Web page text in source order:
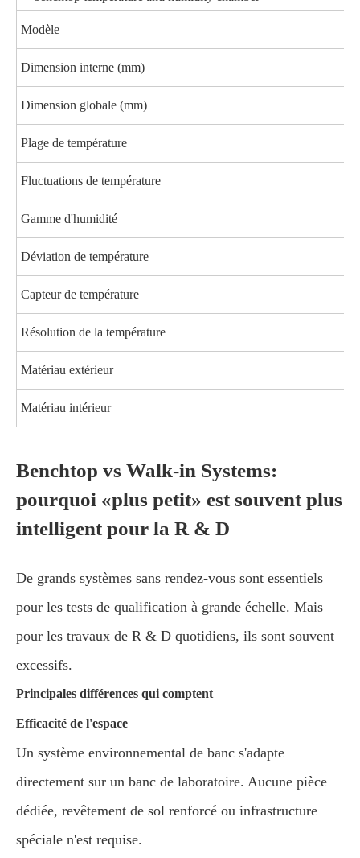
Modèle
Dimension interne (mm)
Dimension globale (mm)
Plage de température
Fluctuations de température
Gamme d'humidité
Déviation de température
Capteur de température
Résolution de la température
Matériau extérieur
Matériau intérieur
Benchtop vs Walk-in Systems:
pourquoi «plus petit» est souvent plus
intelligent pour la R & D
De grands systèmes sans rendez-vous sont essentiels
pour les tests de qualification à grande échelle. Mais
pour les travaux de R & D quotidiens, ils sont souvent
excessifs.
Principales différences qui comptent
Efficacité de l'espace
Un système environnemental de banc s'adapte
directement sur un banc de laboratoire. Aucune pièce
dédiée, revêtement de sol renforcé ou infrastructure
spéciale n'est requise.